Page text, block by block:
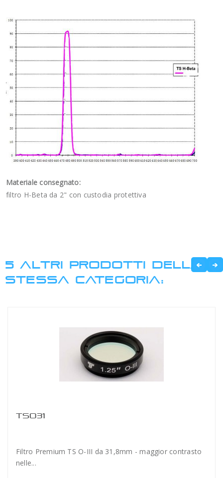
Materiale consegnato:
filtro H-Beta da 2" con custodia protettiva
5 ALTRI PRODOTTI DELLA
STESSA CATEGORIA:
TSO31
Filtro Premium TS O-III da 31,8mm - maggior contrasto
nelle...